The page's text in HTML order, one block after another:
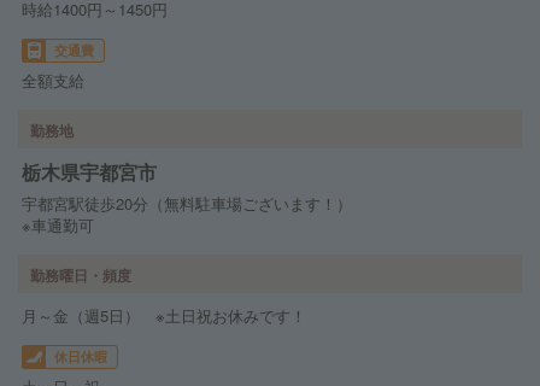
時給1400円～1450円
交通費
全額支給
勤務地
栃木県宇都宮市
宇都宮駅徒歩20分（無料駐車場ございます！）
※車通勤可
勤務曜日・頻度
月～金（週5日） ※土日祝お休みです！
休日休暇